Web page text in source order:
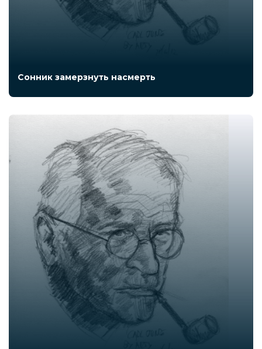
Сонник замерзнуть насмерть